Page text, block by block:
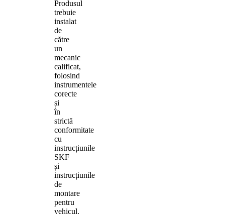
Produsul
trebuie
instalat
de
către
un
mecanic
calificat,
folosind
instrumentele
corecte
și
în
strictă
conformitate
cu
instrucțiunile
SKF
și
instrucțiunile
de
montare
pentru
vehicul.